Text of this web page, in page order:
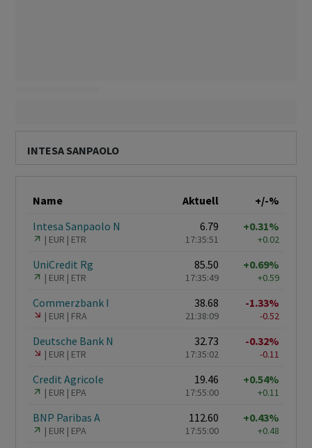
INTESA SANPAOLO
Name Aktuell
+/-%
Intesa Sanpaolo N
EUR ETR
6.79
17:35:51
+0.31%
+0.02
UniCredit Rg
EUR ETR
85.50
17:35:49
+0.69%
+0.59
Commerzbank I
EUR FRA
38.68
21:38:09
-1.33%
-0.52
Deutsche Bank N
EUR ETR
32.73
17:35:02
-0.32%
-0.11
Credit Agricole
EUR EPA
19.46
17:55:00
+0.54%
+0.11
BNP Paribas A
EUR EPA
112.60
17:55:00
+0.43%
+0.48